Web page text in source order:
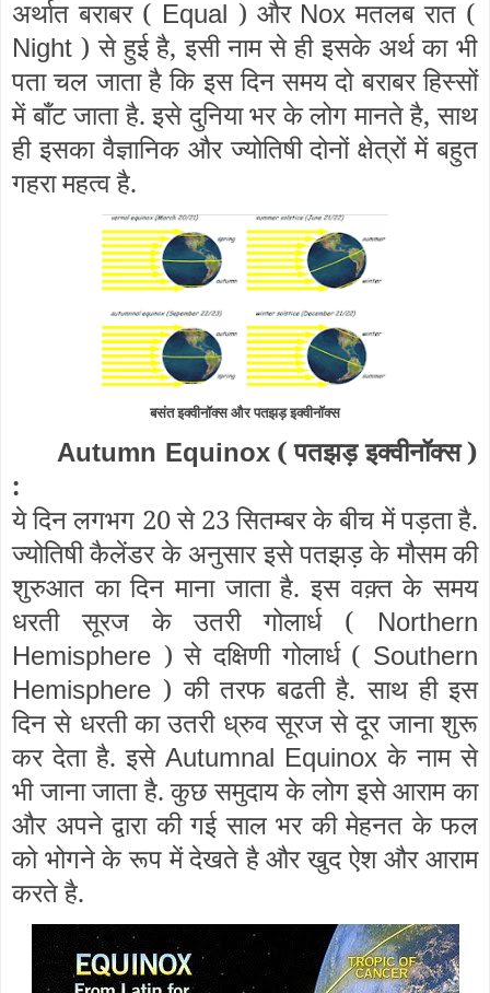
अर्थात बराबर (Equal ) और Nox मतलब रात (
Night) से हुई है, इसी नाम से ही इसके अर्थ का भी
पता चल जाता है कि इस दिन समय दो बराबर हिस्सों
में बाँट जाता है. इसे दुनिया भर के लोग मानते है, साथ
ही इसका वैज्ञानिक और ज्योतिषी दोनों क्षेत्रों में बहुत
गहरा महत्व है.
बसंत इक्वीनॉक्स और पतझड़ इक्वीनॉक्स
Autumn Equinox( पतझड़ इक्वीनॉक्स)
:
ये दिन लगभग 20 से 23 सितम्बर के बीच में पड़ता है.
ज्योतिषी कैलेंडर के अनुसार इसे पतझड़ के मौसम की
शुरुआत का दिन माना जाता है. इस वक़्त के समय
धरती सूरज के उतरी गोलार्ध ( Northern
Hemisphere ) से दक्षिणी गोलार्ध ( Southern
Hemisphere) की तरफ बढती है. साथ ही इस
दिन से धरती का उतरी ध्रुव सूरज से दूर जाना शुरू
कर देता है. इसे Autumnal Equinox के नाम से
भी जाना जाता है. कुछ समुदाय के लोग इसे आराम का
और अपने द्वारा की गई साल भर की मेहनत के फल
को भोगने के रूप में देखते है और खुद ऐश और आराम
करते है.